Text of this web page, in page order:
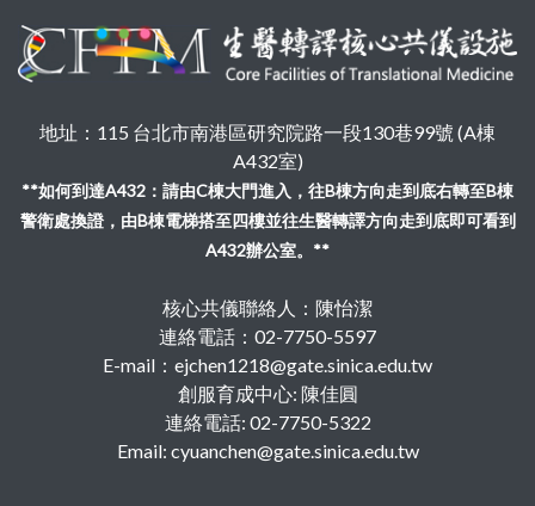
地址：115 台北市南港區研究院路一段130巷99號 (A棟
A432室)
**如何到達A432：請由C棟大門進入，往B棟方向走到底右轉至B棟
警衛處換證，由B棟電梯搭至四樓並往生醫轉譯方向走到底即可看到
A432辦公室。**
核心共儀聯絡人：陳怡潔
連絡電話：02-7750-5597
E-mail：ejchen1218@gate.sinica.edu.tw
創服育成中心: 陳佳圓
連絡電話: 02-7750-5322
Email: cyuanchen@gate.sinica.edu.tw